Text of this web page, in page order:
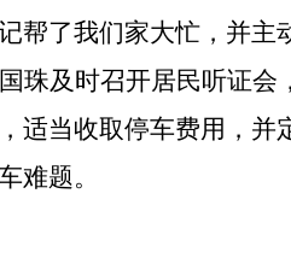
了我们家大忙，并主
珠及时召开居民听证会
适当收取停车费用，并
难题。